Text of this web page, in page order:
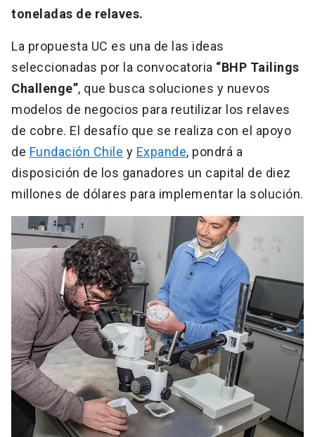
toneladas de relaves.
La propuesta UC es una de las ideas
seleccionadas por la convocatoria “BHP Tailings
Challenge”, que busca soluciones y nuevos
modelos de negocios para reutilizar los relaves
de cobre. El desafío que se realiza con el apoyo
de Fundación Chile y Expande, pondrá a
disposición de los ganadores un capital de diez
millones de dólares para implementar la solución.